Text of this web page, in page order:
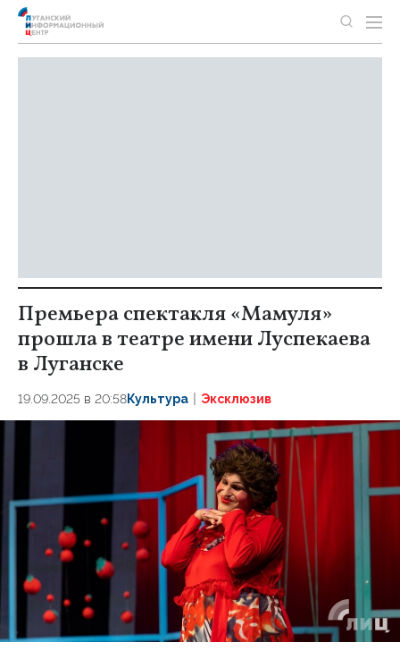
Премьера спектакля «Мамуля»
прошла в театре имени Луспекаева
в Луганске
19.09.2025 в 20:58Культура Эксклюзив